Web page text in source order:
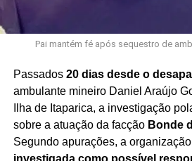
Pai mantém fé após sequestro de
Passados 20 dias desde o
ambulante mineiro Daniel Araújo
Ilha de Itaparica, a investigação
sobre a atuação da facção Bonde
Segundo apurações, a
investigada como possível